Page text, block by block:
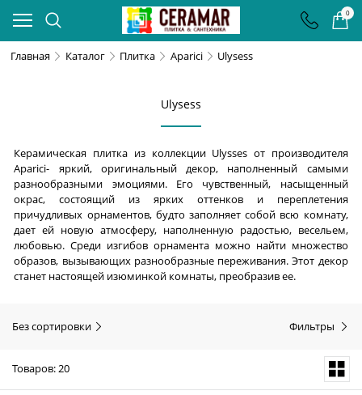
0
Главная Каталог Плитка Aparici Ulysess
Ulysess
Керамическая плитка из коллекции Ulysses от производителя
Aparici- яркий, оригинальный декор, наполненный самыми
разнообразными эмоциями. Его чувственный, насыщенный
окрас, состоящий из ярких оттенков и переплетения
причудливых орнаментов, будто заполняет собой всю комнату,
дает ей новую атмосферу, наполненную радостью, весельем,
любовью. Среди изгибов орнамента можно найти множество
образов, вызывающих разнообразные переживания. Этот декор
станет настоящей изюминкой комнаты, преобразив ее.
Без сортировки Фильтры
Товаров: 20